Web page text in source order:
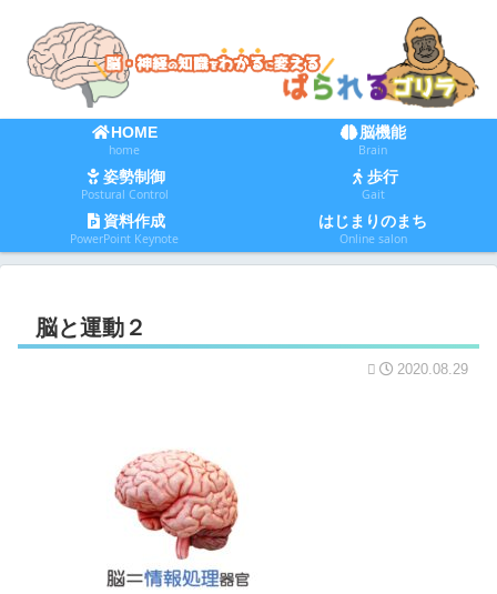
HOME
home
脳機能
Brain
姿勢制御
Postural Control
歩行
Gait
資料作成
PowerPoint Keynote
はじまりのまち
Online salon
脳と運動２
2020.08.29